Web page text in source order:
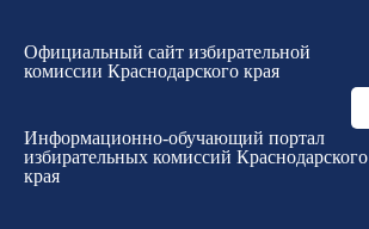
Официальный сайт избирательной
комиссии Краснодарского края
Информационно-обучающий портал
избирательных комиссий Краснодарского
края